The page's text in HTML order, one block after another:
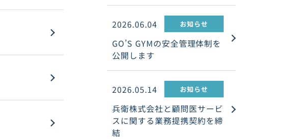
2026.06.04 お知らせ
GO’S GYMの安全管理体制を
公開します
2026.05.14 お知らせ
兵衛株式会社と顧問医サービ
スに関する業務提携契約を締
結